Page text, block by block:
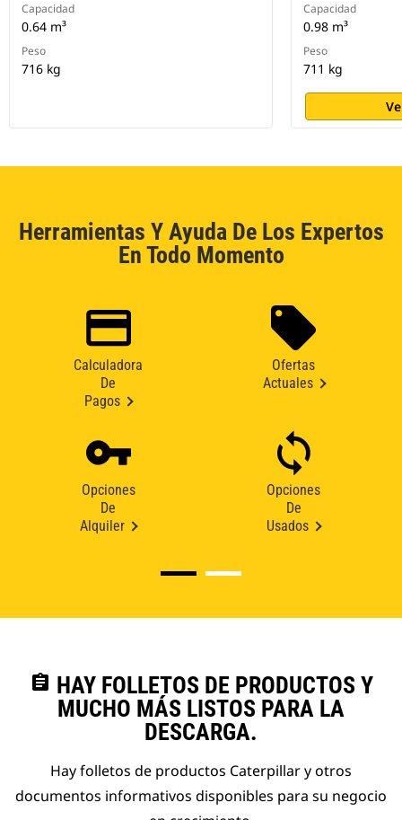
Capacidad
0.64 m³
Peso
716 kg
Capacidad
0.98 m³
Peso
711 kg
Herramientas Y Ayuda De Los Expertos
En Todo Momento
Calculadora
De
Pagos
Ofertas
Actuales
Opciones
De
Alquiler
Opciones
De
Usados
assignment HAY FOLLETOS DE PRODUCTOS Y
MUCHO MÁS LISTOS PARA LA
DESCARGA.
Hay folletos de productos Caterpillar y otros
documentos informativos disponibles para su negocio